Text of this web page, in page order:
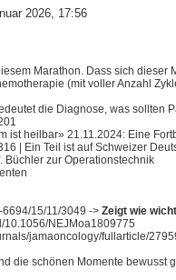
2026, 17:56
Marathon. Dass sich
(mit voller Anzahl
die Diagnose, was sollten
ist heilbar» 21.11.2024: Eine
| Ein Teil ist auf Schweizer
Büchler zur Operationstechnik
15/11/3049 -> Zeigt wie
10.1056/NEJMoa1809775
jamaoncology/fullarticle/
die schönen Momente bewusst